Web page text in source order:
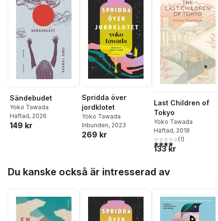
Sändebudet
Yoko Tawada
Häftad, 2026
149 kr
Spridda över
jordklotet
Yoko Tawada
Inbunden, 2023
269 kr
Last Children of
Tokyo
Yoko Tawada
Häftad, 2018
4,0utav 5 stjärnor.
(1)
133 kr
Du kanske också är intresserad av